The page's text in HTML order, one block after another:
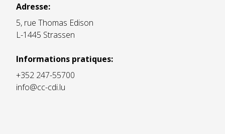
Adresse:
5, rue Thomas Edison
L-1445 Strassen
Informations pratiques:
+352 247-55700
info@cc-cdi.lu